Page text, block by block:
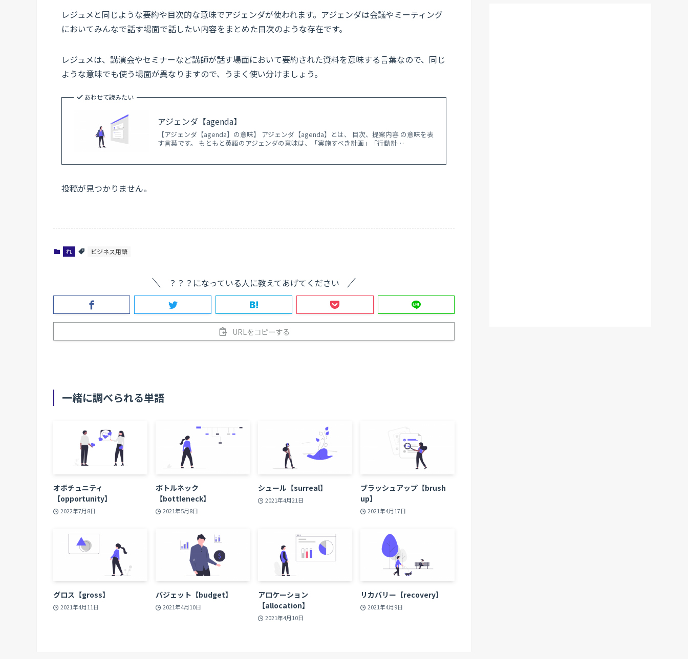
レジュメと同じような要約や目次的な意味でアジェンダが使われます。アジェンダは会議やミーティング
においてみんなで話す場面で話したい内容をまとめた目次のような存在です。
レジュメは、講演会やセミナーなど講師が話す場面において要約された資料を意味する言葉なので、同じ
ような意味でも使う場面が異なりますので、うまく使い分けましょう。
あわせて読みたい
アジェンダ【agenda】
【アジェンダ【agenda】の意味】 アジェンダ【agenda】とは、 目次、提案内容 の意味を表
す言葉です。 もともと英語のアジェンダの意味は、「実施すべき計画」「行動計…
投稿が見つかりません。
れ ビジネス用語
？？？になっている人に教えてあげてください
URLをコピーする
一緒に調べられる単語
オポチュニティ
【opportunity】
2022年7月8日
ボトルネック
【bottleneck】
2021年5月8日
シュール【surreal】
2021年4月21日
ブラッシュアップ【brush
up】
2021年4月17日
グロス【gross】
2021年4月11日
バジェット【budget】
2021年4月10日
アロケーション
【allocation】
2021年4月10日
リカバリー【recovery】
2021年4月9日